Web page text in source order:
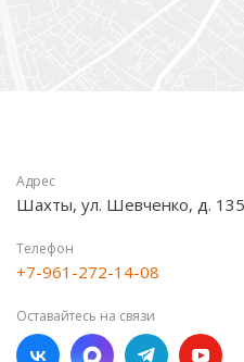
Адрес
Шахты, ул. Шевченко, д. 135
Телефон
+7-961-272-14-08
Оставайтесь на связи